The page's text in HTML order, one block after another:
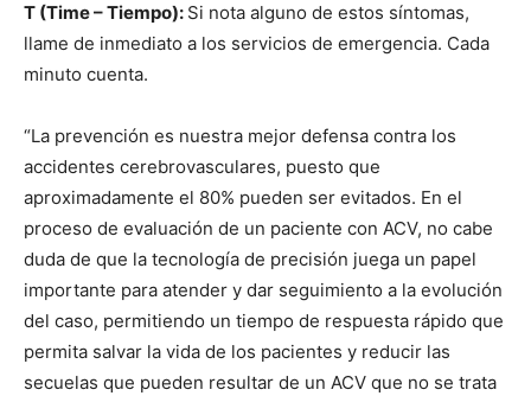
T (Time – Tiempo): Si nota alguno de estos síntomas,
llame de inmediato a los servicios de emergencia. Cada
minuto cuenta.
“La prevención es nuestra mejor defensa contra los
accidentes cerebrovasculares, puesto que
aproximadamente el 80% pueden ser evitados. En el
proceso de evaluación de un paciente con ACV, no cabe
duda de que la tecnología de precisión juega un papel
importante para atender y dar seguimiento a la evolución
del caso, permitiendo un tiempo de respuesta rápido que
permita salvar la vida de los pacientes y reducir las
secuelas que pueden resultar de un ACV que no se trata